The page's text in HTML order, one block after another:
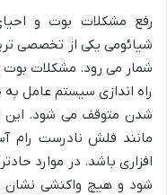
رفع مشکلات بوت و
شمار می رود. مشکلات بوت
راه اندازی سیستم عامل
شدن متوقف می شود. این
مانند فلش نادرست رام
افزاری باشد. در موارد
شود و هیچ واکنشی